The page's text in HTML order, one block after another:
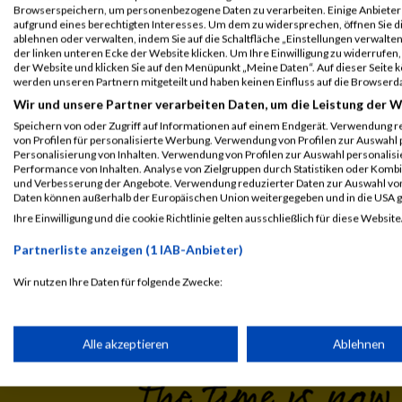
Bezirkswertung
Wienathlon
Business
10061 Magdalena Schröer
Legende:
GPos = Geschlechter Position, KPos = Kategorie Position, TPos
Disqualifiziert
Laufsport Anmeldung
Browserspeichern, um personenbezogene Daten zu verarbeiten. Einige
aufgrund eines berechtigten Interesses. Um dem zu widersprechen, öffnen Sie
ablehnen oder verwalten, indem Sie auf die Schaltfläche „Einstellungen
der linken unteren Ecke der Website klicken. Um Ihre Einwilligung zu
der Website und klicken Sie auf den Menüpunkt „Meine Daten“. Auf dieser
werden unseren Partnern mitgeteilt und haben keinen Einfluss auf die
Wir und unsere Partner verarbeiten Daten, um die Leistung der
Speichern von oder Zugriff auf Informationen auf einem Endgerät. Verwendung
von Profilen für personalisierte Werbung. Verwendung von Profilen zur
Personalisierung von Inhalten. Verwendung von Profilen zur Auswahl
Performance von Inhalten. Analyse von Zielgruppen durch Statistiken oder
und Verbesserung der Angebote. Verwendung reduzierter Daten zur Auswahl
Daten können außerhalb der Europäischen Union weitergegeben und in die USA
Ihre Einwilligung und die cookie Richtlinie gelten ausschließlich für diese
Partnerliste anzeigen (1 IAB-Anbieter)
Wir nutzen Ihre Daten für folgende Zwecke:
Speichern von oder Zugriff auf Informationen auf einem
Verwendung reduzierter Daten zur Auswahl von
Alle akzeptieren Ablehnen